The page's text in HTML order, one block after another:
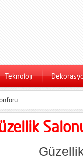
Teknoloji